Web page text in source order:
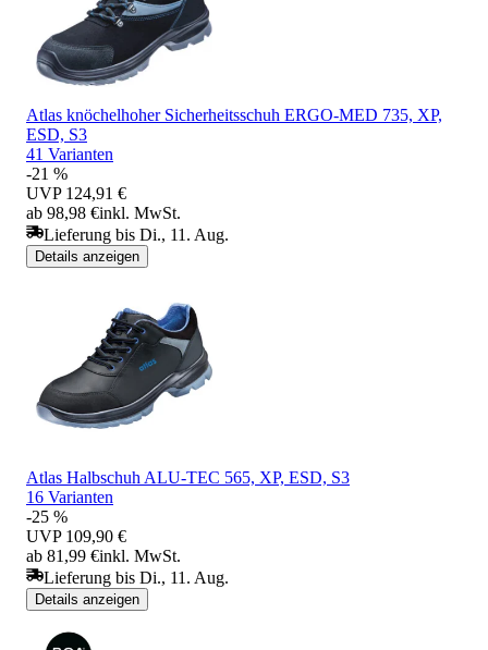
Atlas knöchelhoher Sicherheitsschuh ERGO-MED 735, XP,
ESD, S3
41 Varianten
-21 %
UVP 124,91 €
ab 98,98 €inkl. MwSt.
Lieferung bis Di., 11. Aug.
Details anzeigen
Atlas Halbschuh ALU-TEC 565, XP, ESD, S3
16 Varianten
-25 %
UVP 109,90 €
ab 81,99 €inkl. MwSt.
Lieferung bis Di., 11. Aug.
Details anzeigen